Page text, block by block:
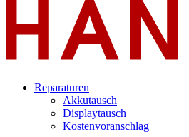
Reparaturen
Akkutausch
Displaytausch
Kostenvoranschlag